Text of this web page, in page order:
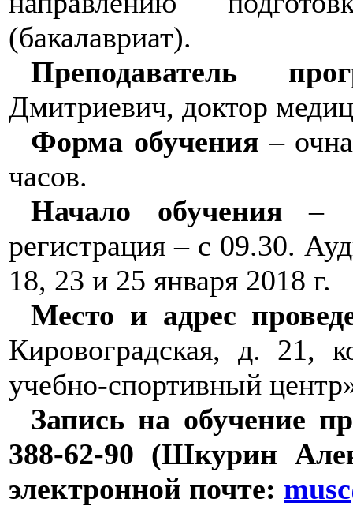
(бакалавриат).
Преподаватель
Дмитриевич, доктор
Форма обучения –
часов.
Начало обучения –
регистрация – с 09.30.
18, 23 и 25 января 2018 г.
Место и адрес
Кировоградская, д.
учебно-спортивный
Запись на обучение
388-62-90 (Шкурин
электронной почте: